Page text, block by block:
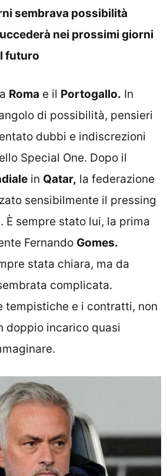
sembrava possibilità
nei prossimi giorni
futuro
Roma e il Portogallo. In
di possibilità, pensieri
dubbi e indiscrezioni
Special One. Dopo il
in Qatar, la federazione
sensibilmente il pressing
È sempre stato lui, la prima
Fernando Gomes.
stata chiara, ma da
complicata.
tempistiche e i contratti, non
doppio incarico quasi